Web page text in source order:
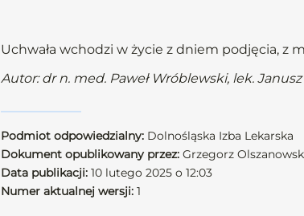
Uchwała wchodzi w życie z dniem podjęcia, z
Autor: dr n. med. Paweł Wróblewski, lek.
Podmiot odpowiedzialny: Dolnośląska Izba Lekarska
Dokument opublikowany przez: Grzegorz
Data publikacji: 10 lutego 2025 o 12:03
Numer aktualnej wersji: 1